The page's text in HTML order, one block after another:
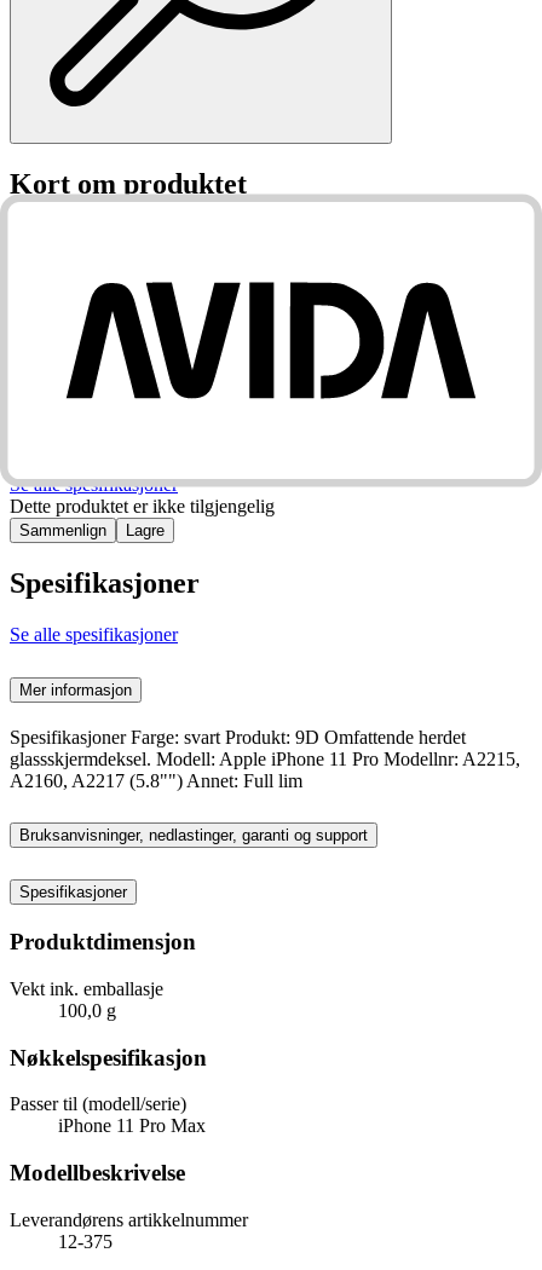
Kort om produktet
Kort om produktet
9D Glass skjermbeskytter Apple iPhone 11 Pro (5.8") Les mer om
produktet
Se alle spesifikasjoner
Dette produktet er ikke tilgjengelig
Sammenlign Lagre
Spesifikasjoner
Se alle spesifikasjoner
Mer informasjon
Spesifikasjoner Farge: svart Produkt: 9D Omfattende herdet
glassskjermdeksel. Modell: Apple iPhone 11 Pro Modellnr: A2215,
A2160, A2217 (5.8"") Annet: Full lim
Bruksanvisninger, nedlastinger, garanti og support
Spesifikasjoner
Produktdimensjon
Vekt ink. emballasje
100,0 g
Nøkkelspesifikasjon
Passer til (modell/serie)
iPhone 11 Pro Max
Modellbeskrivelse
Leverandørens artikkelnummer
12-375